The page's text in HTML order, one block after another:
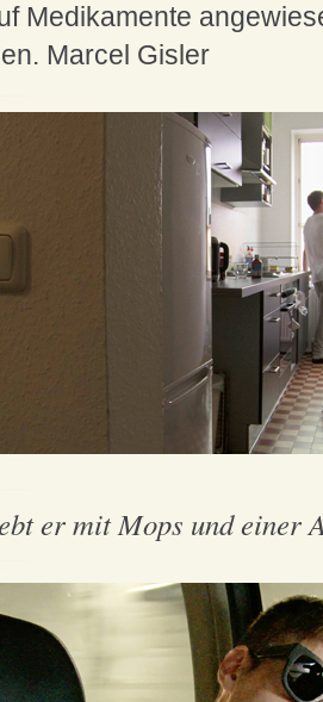
Medikamente
Marcel Gisler
er mit Mops und einer